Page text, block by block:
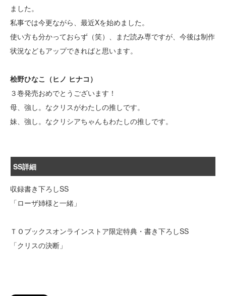
ました。
私事では今更ながら、最近Xを始めました。
使い方も分かっておらず（笑）、まだ読み専ですが、今後は制作
状況などもアップできればと思います。
桧野ひなこ（ヒノ ヒナコ）
３巻発売おめでとうございます！
母、強し。なクリスがわたしの推しです。
妹、強し。なクリシアちゃんもわたしの推しです。
SS詳細
収録書き下ろしSS
「ローザ姉様と一緒」
ＴＯブックスオンラインストア限定特典・書き下ろしSS
「クリスの決断」